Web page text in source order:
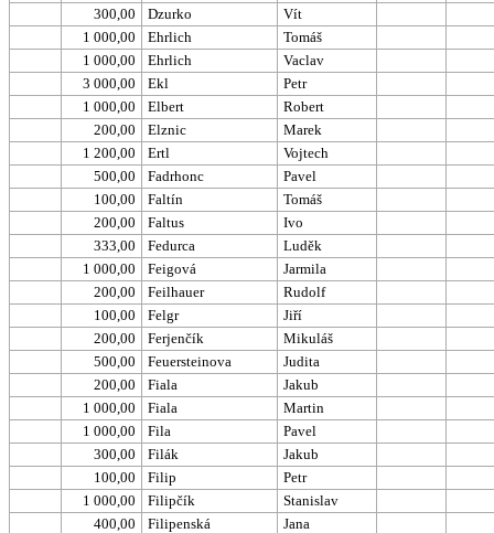
300,00
Dzurko
Vít
1 000,00
Ehrlich
Tomáš
1 000,00
Ehrlich
Vaclav
3 000,00
Ekl
Petr
1 000,00
Elbert
Robert
200,00
Elznic
Marek
1 200,00
Ertl
Vojtech
500,00
Fadrhonc
Pavel
100,00
Faltín
Tomáš
200,00
Faltus
Ivo
333,00
Fedurca
Luděk
1 000,00
Feigová
Jarmila
200,00
Feilhauer
Rudolf
100,00
Felgr
Jiří
200,00
Ferjenčík
Mikuláš
500,00
Feuersteinova
Judita
200,00
Fiala
Jakub
1 000,00
Fiala
Martin
1 000,00
Fila
Pavel
300,00
Filák
Jakub
100,00
Filip
Petr
1 000,00
Filipčík
Stanislav
400,00
Filipenská
Jana